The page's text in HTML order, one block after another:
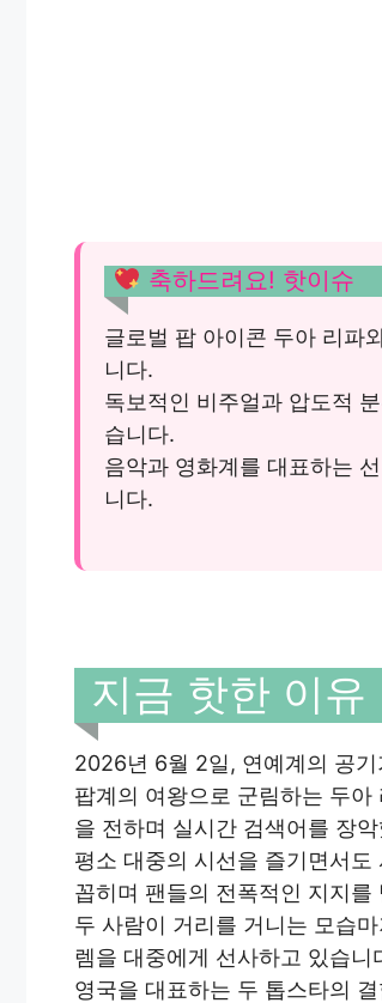
축하드려요! 핫이슈
글로벌 팝 아이콘 두아 리파
니다.
독보적인 비주얼과 압도적
습니다.
음악과 영화계를 대표하는
니다.
지금 핫한 이유
2026년 6월 2일, 연예계의 공
팝계의 여왕으로 군림하는 두
을 전하며 실시간 검색어를 장
평소 대중의 시선을 즐기면서도
꼽히며 팬들의 전폭적인 지지를
두 사람이 거리를 거니는 모습
렘을 대중에게 선사하고 있습니
영국을 대표하는 두 톱스타의